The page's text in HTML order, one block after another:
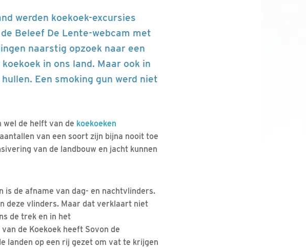
werden koekoek-excursies
Beleef De Lente-webcam met
naarstig opzoek naar een
in ons land. Maar ook in
Een smoking gun werd niet
wel de helft van de koekoeken
van een soort zijn bijna nooit toe
van de landbouw en jacht kunnen
is de afname van dag- en nachtvlinders.
deze vlinders. Maar dat verklaart niet
de trek en in het
de Koekoek heeft Sovon de
landen op een rij gezet om vat te krijgen